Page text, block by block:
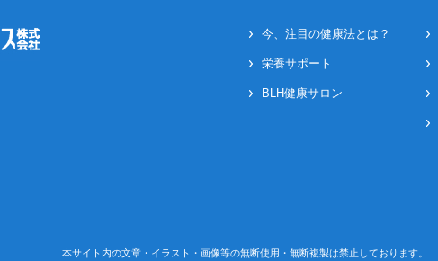
今、注目の健康法とは？
栄養サポート
BLH健康サロン
本サイト内の文章・イラスト・画像等の無断使用・無断複製は禁止しております。